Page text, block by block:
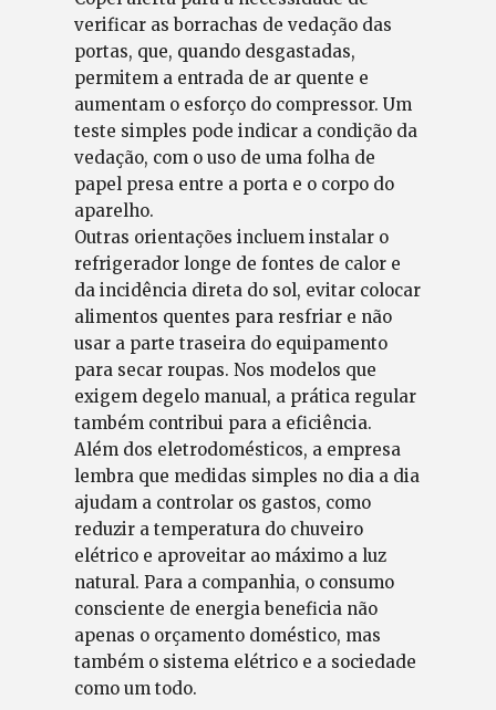
verificar as borrachas de vedação das
portas, que, quando desgastadas,
permitem a entrada de ar quente e
aumentam o esforço do compressor. Um
teste simples pode indicar a condição da
vedação, com o uso de uma folha de
papel presa entre a porta e o corpo do
aparelho.
Outras orientações incluem instalar o
refrigerador longe de fontes de calor e
da incidência direta do sol, evitar colocar
alimentos quentes para resfriar e não
usar a parte traseira do equipamento
para secar roupas. Nos modelos que
exigem degelo manual, a prática regular
também contribui para a eficiência.
Além dos eletrodomésticos, a empresa
lembra que medidas simples no dia a dia
ajudam a controlar os gastos, como
reduzir a temperatura do chuveiro
elétrico e aproveitar ao máximo a luz
natural. Para a companhia, o consumo
consciente de energia beneficia não
apenas o orçamento doméstico, mas
também o sistema elétrico e a sociedade
como um todo.